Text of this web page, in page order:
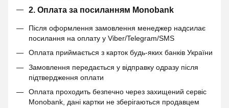
2. Оплата за посиланням Monobank
Після оформлення замовлення менеджер надсилає
посилання на оплату у Viber/Telegram/SMS
Оплата приймається з карток будь-яких банків України
Замовлення передається у відправку одразу після
підтвердження оплати
Оплата проходить безпечно через захищений сервіс
Monobank, дані картки не зберігаються продавцем